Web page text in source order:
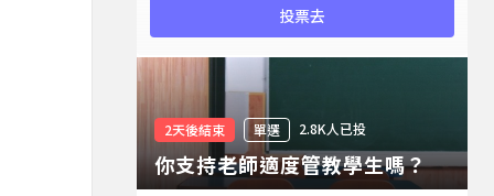
投票去
2天後結束 單選 2.8K人已投
你支持老師適度管教學生嗎？